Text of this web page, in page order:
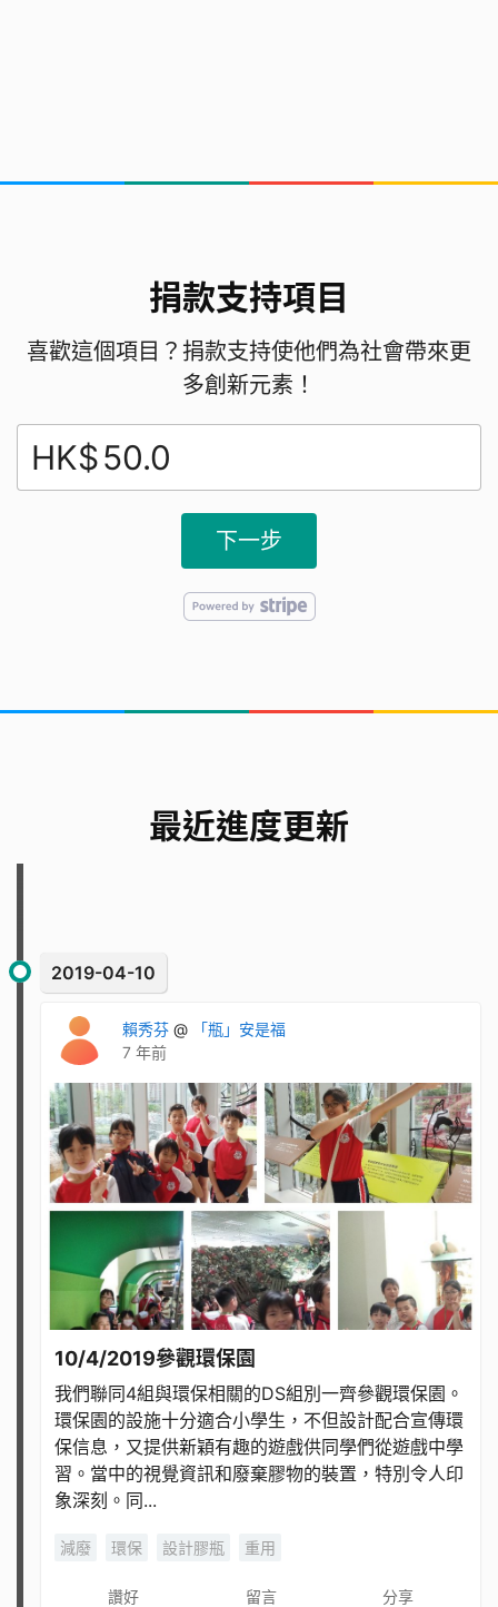
捐款支持項目
喜歡這個項目？捐款支持使他們為社會帶來更
多創新元素！
HK$
下一步
最近進度更新
2019-04-10
賴秀芬 @
「瓶」安是福
7 年前
10/4/2019參觀環保園
我們聯同4組與環保相關的DS組別一齊參觀環保園。
環保園的設施十分適合小學生，不但設計配合宣傳環
保信息，又提供新穎有趣的遊戲供同學們從遊戲中學
習。當中的視覺資訊和廢棄膠物的裝置，特別令人印
象深刻。同...
減廢 環保 設計膠瓶 重用
讚好 留言 分享